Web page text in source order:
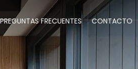
PREGUNTAS FRECUENTES CONTACTO